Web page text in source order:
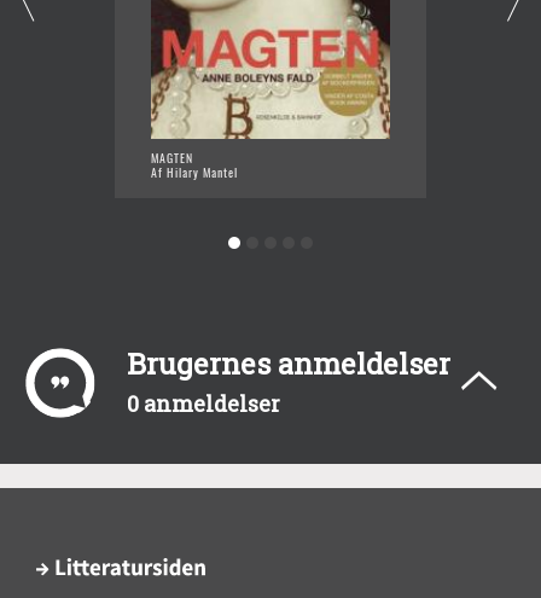
MAGTEN
Af Hilary Mantel
Brugernes anmeldelser
0 anmeldelser